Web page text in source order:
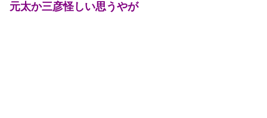
元太か三彦怪しい思うやが